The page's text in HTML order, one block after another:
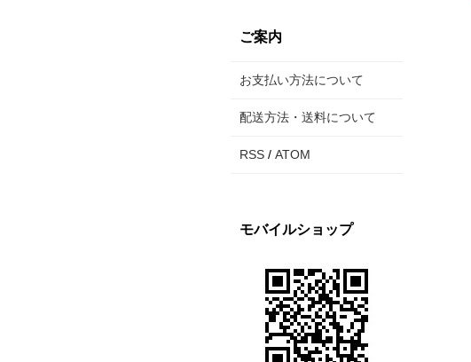
ご案内
お支払い方法について
配送方法・送料について
RSS /ATOM
モバイルショップ